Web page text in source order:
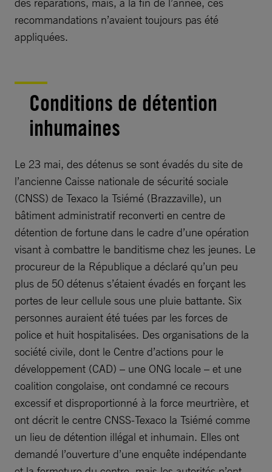
recommandations n’avaient toujours pas été
appliquées.
Conditions de détention
inhumaines
Le 23 mai, des détenus se sont évadés du site de
l’ancienne Caisse nationale de sécurité sociale
(CNSS) de Texaco la Tsiémé (Brazzaville), un
bâtiment administratif reconverti en centre de
détention de fortune dans le cadre d’une opération
visant à combattre le banditisme chez les jeunes. Le
procureur de la République a déclaré qu’un peu
plus de 50 détenus s’étaient évadés en forçant les
portes de leur cellule sous une pluie battante. Six
personnes auraient été tuées par les forces de
police et huit hospitalisées. Des organisations de la
société civile, dont le Centre d’actions pour le
développement (CAD) – une ONG locale – et une
coalition congolaise, ont condamné ce recours
excessif et disproportionné à la force meurtrière, et
ont décrit le centre CNSS-Texaco la Tsiémé comme
un lieu de détention illégal et inhumain. Elles ont
demandé l’ouverture d’une enquête indépendante